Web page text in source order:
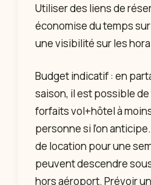
Utiliser des liens de
économise du temps
une visibilité sur les
Budget indicatif : en
saison, il est possible
forfaits vol+hôtel à
personne si l’on
de location pour une
peuvent descendre
hors aéroport. Prévoir